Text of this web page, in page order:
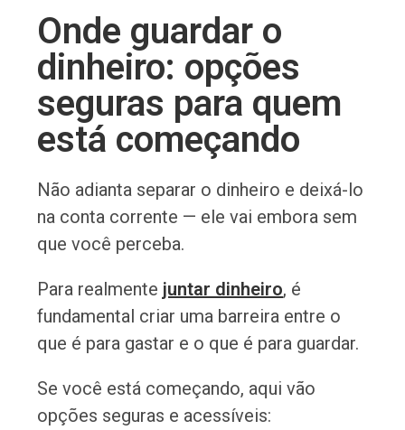
Onde guardar o
dinheiro: opções
seguras para quem
está começando
Não adianta separar o dinheiro e deixá-lo
na conta corrente — ele vai embora sem
que você perceba.
Para realmente juntar dinheiro, é
fundamental criar uma barreira entre o
que é para gastar e o que é para guardar.
Se você está começando, aqui vão
opções seguras e acessíveis: